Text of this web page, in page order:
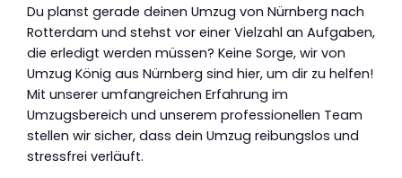
Du planst gerade deinen Umzug von Nürnberg nach
Rotterdam und stehst vor einer Vielzahl an Aufgaben,
die erledigt werden müssen? Keine Sorge, wir von
Umzug König aus Nürnberg sind hier, um dir zu helfen!
Mit unserer umfangreichen Erfahrung im
Umzugsbereich und unserem professionellen Team
stellen wir sicher, dass dein Umzug reibungslos und
stressfrei verläuft.